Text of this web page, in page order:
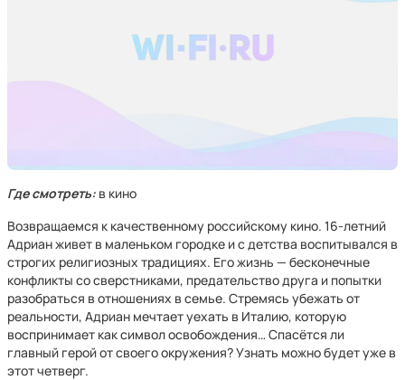
Где смотреть: в кино
Возвращаемся к качественному российскому кино. 16-летний
Адриан живет в маленьком городке и с детства воспитывался в
строгих религиозных традициях. Его жизнь — бесконечные
конфликты со сверстниками, предательство друга и попытки
разобраться в отношениях в семье. Стремясь убежать от
реальности, Адриан мечтает уехать в Италию, которую
воспринимает как символ освобождения… Спасётся ли
главный герой от своего окружения? Узнать можно будет уже в
этот четверг.